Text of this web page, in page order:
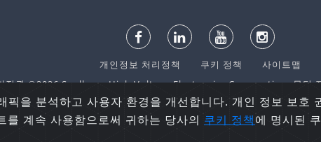
개인정보 처리정책 쿠키 정책
사이트맵
작권 ©2026 Spellman High Voltage Electronics Corporation. 무단
English español 日本語 한국어 русский 中文
을 분석하고 사용자 환경을 개선합니다. 개인 정보 보호
를 계속 사용함으로써 귀하는 당사의 쿠키 정책에 명시된